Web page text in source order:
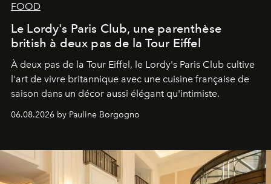
FOOD
Le Lordy's Paris Club, une parenthèse
british à deux pas de la Tour Eiffel
À deux pas de la Tour Eiffel, le Lordy's Paris Club cultive
l'art de vivre britannique avec une cuisine française de
saison dans un décor aussi élégant qu'intimiste.
06.08.2026 by Pauline Borgogno